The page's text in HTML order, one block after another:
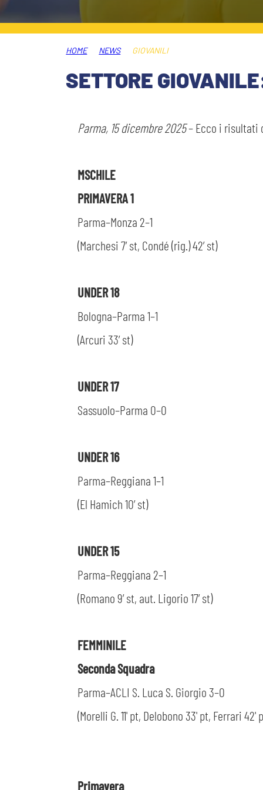
STORE
MUSEO
INFORMATIVA FINANZIARIA
PLAY GREEN
HOME NEWS GIOVANILI
SETTORE
Parma, 15 dicembre 2025– Ecco i risultati
MSCHILE
PRIMAVERA 1
Parma–Monza 2–1
(Marchesi 7’ st, Condé (rig.) 42’ st)
UNDER 18
Bologna–Parma 1–1
(Arcuri 33’ st)
UNDER 17
Sassuolo–Parma 0–0
UNDER 16
Parma–Reggiana 1–1
(El Hamich 10’ st)
UNDER 15
Parma–Reggiana 2–1
(Romano 9’ st, aut. Ligorio 17’ st)
FEMMINILE
Seconda Squadra
Parma–ACLI S. Luca S. Giorgio 3–0
(Morelli G. 11' pt, Delobono 33' pt, Ferrari 42'
Primavera